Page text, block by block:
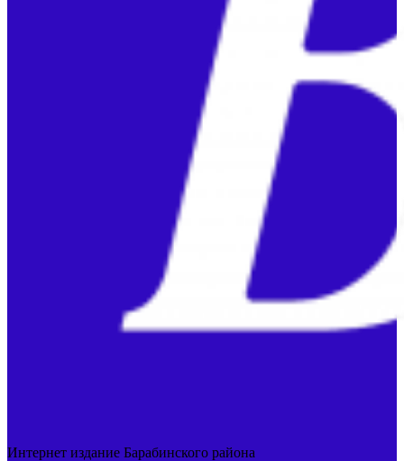
Интернет издание Барабинского района